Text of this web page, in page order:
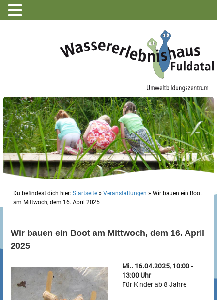
Du befindest dich hier: Startseite » Veranstaltungen » Wir bauen ein Boot
am Mittwoch, dem 16. April 2025
Wir bauen ein Boot am Mittwoch, dem 16. April
2025
Mi.. 16.04.2025, 10:00 -
13:00 Uhr
Für Kinder ab 8 Jahre